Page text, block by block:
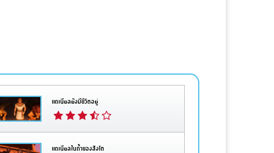
แดเนียลยังมีชีวิตอยู่
แดเนียลในถ้ำของสิงโต